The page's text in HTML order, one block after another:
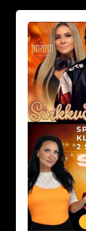
19.9.2026
Deittisirkus
Speed
Dating,
Tulisuudelma/
Vantaalla